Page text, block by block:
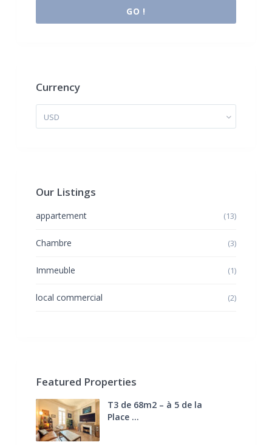
GO !
Currency
USD
Our Listings
appartement (13)
Chambre (3)
Immeuble (1)
local commercial (2)
Featured Properties
T3 de 68m2 – à 5 de la
Place ...